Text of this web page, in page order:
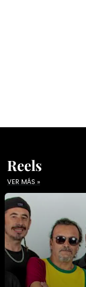
Reels
VER MÁS »